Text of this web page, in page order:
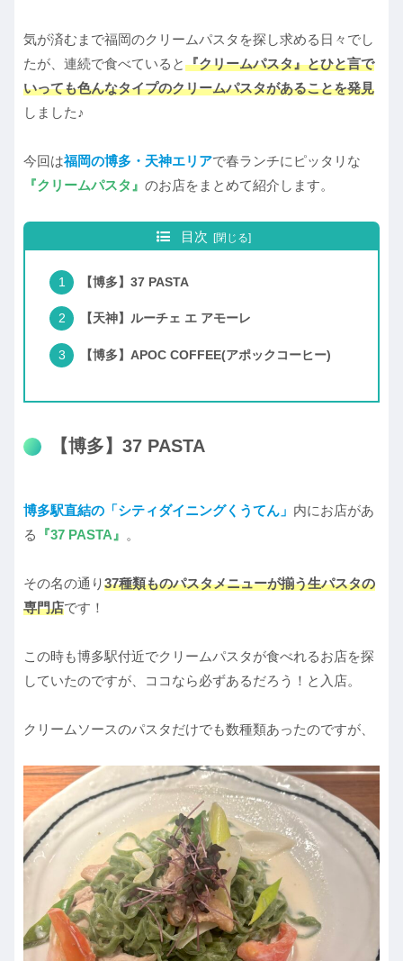
気が済むまで福岡のクリームパスタを探し求める日々でし
たが、連続で食べていると『クリームパスタ』とひと言で
いっても色んなタイプのクリームパスタがあることを発見
しました♪
今回は福岡の博多・天神エリアで春ランチにピッタリな
『クリームパスタ』 のお店をまとめて紹介します。
目次
【博多】37 PASTA
【天神】ルーチェ エ アモーレ
【博多】APOC COFFEE(アポックコーヒー)
【博多】37 PASTA
博多駅直結の「シティダイニングくうてん」 内にお店があ
る
『37 PASTA』 。
その名の通り37種類ものパスタメニューが揃う生パスタの
専門店です！
この時も博多駅付近でクリームパスタが食べれるお店を探
していたのですが、ココなら必ずあるだろう！と入店。
クリームソースのパスタだけでも数種類あったのですが、